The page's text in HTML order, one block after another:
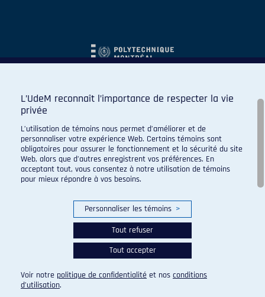
© 2026 Carabins de l'Université de Montréal. Tous droits
réservés.
Paramètres des témoins
L’UdeM reconnaît l’importance de respecter la vie
privée
L’utilisation de témoins nous permet d’améliorer et de
personnaliser votre expérience Web. Certains témoins sont
obligatoires pour assurer le fonctionnement et la sécurité du site
Web, alors que d’autres enregistrent vos préférences. En
acceptant tout, vous consentez à notre utilisation de témoins
pour mieux répondre à vos besoins.
Personnaliser les témoins >
Tout refuser
Tout accepter
Voir notre politique de confidentialité et nos conditions
d’utilisation.